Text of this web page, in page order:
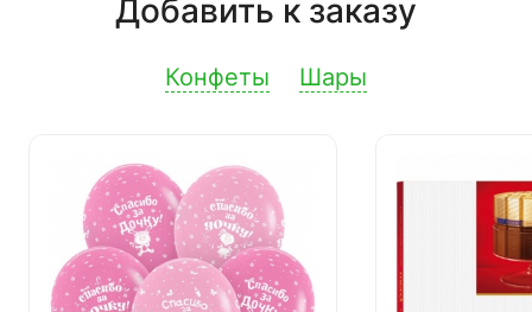
Добавить к заказу
Конфеты Шары